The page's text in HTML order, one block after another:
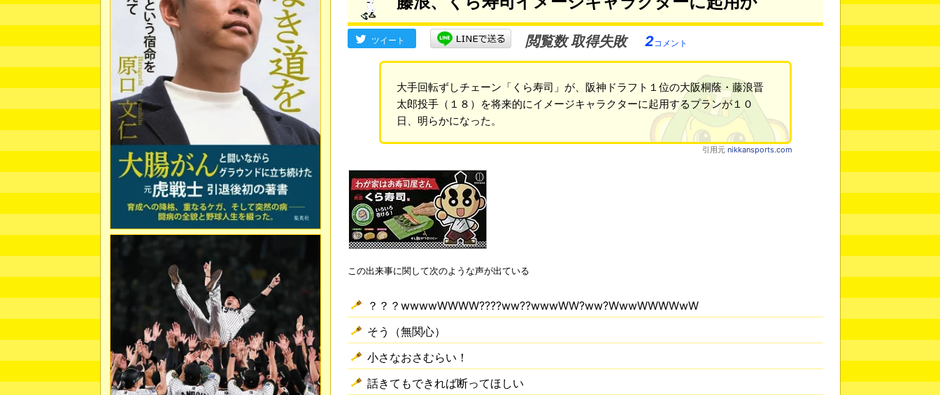
ツイート 閲覧数 取得失敗 2コメント
大手回転ずしチェーン「くら寿司」が、阪神ドラフト１位の大阪桐蔭・藤浪晋
太郎投手（１８）を将来的にイメージキャラクターに起用するプランが１０
日、明らかになった。
引用元 nikkansports.com
この出来事に関して次のような声が出ている
？？？wwwwWWWW????ww??wwwWW?ww?WwwWWWWwW
そう（無関心）
小さなおさむらい！
話きてもできれば断ってほしい